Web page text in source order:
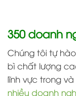
350 doanh
Chúng tôi tự
bì chất lượng
lĩnh vực trong
nhiều doanh